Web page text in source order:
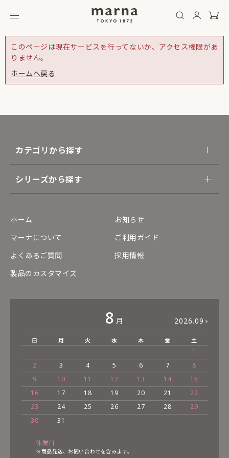
このページは現在サービスを行ってないか、アクセス権限があ
りません。
ホームへ戻る
カテゴリから探す
シリーズから探す
ホーム
お知らせ
マーナについて
ご利用ガイド
よくあるご質問
採用情報
製品のカスタマイズ
8 月 2026.09
日 月 火 水 木 金 土
1
2
3 4 5 6 7
8
9
10 11 12 13 14
15
16
17 18 19 20 21
22
23
24 25 26 27 28
29
30
31
休業日
※商品発送、お問い合わせを含みます。